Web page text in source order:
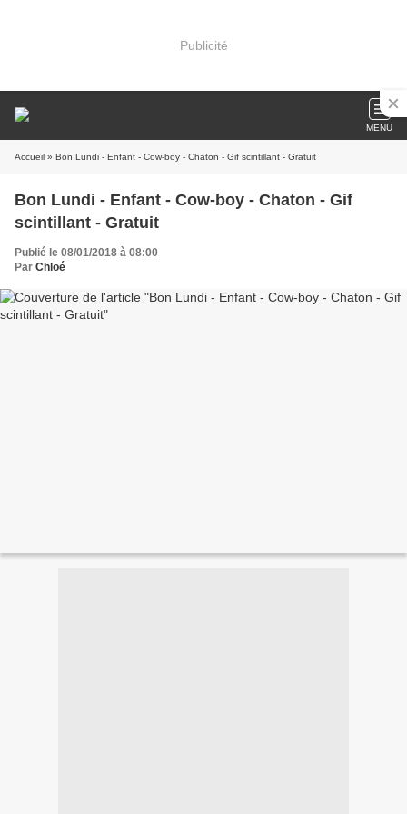
Publicité
MENU
Accueil » Bon Lundi - Enfant - Cow-boy - Chaton - Gif scintillant - Gratuit
Bon Lundi - Enfant - Cow-boy - Chaton - Gif
scintillant - Gratuit
Publié le 08/01/2018 à 08:00
Par Chloé